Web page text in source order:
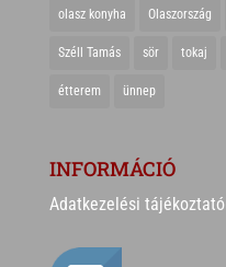
olasz konyha Olaszország
Széll Tamás sör tokaj
étterem ünnep
INFORMÁCIÓ
Adatkezelési tájékoztató